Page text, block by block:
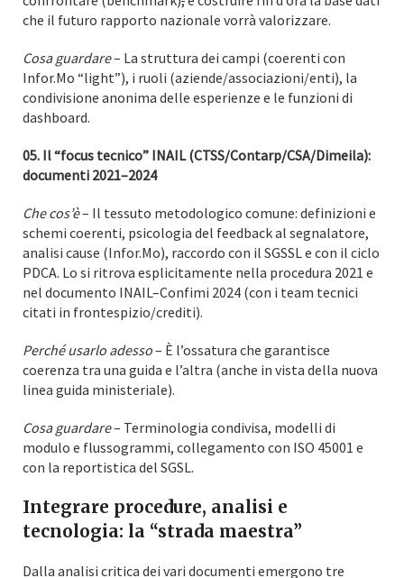
che il futuro rapporto nazionale vorrà valorizzare.
Cosa guardare– La struttura dei campi (coerenti con
Infor.Mo “light”), i ruoli (aziende/associazioni/enti), la
condivisione anonima delle esperienze e le funzioni di
dashboard.
05. Il “focus tecnico” INAIL (CTSS/Contarp/CSA/Dimeila):
documenti 2021–2024
Che cos’è– Il tessuto metodologico comune: definizioni e
schemi coerenti, psicologia del feedback al segnalatore,
analisi cause (Infor.Mo), raccordo con il SGSSL e con il ciclo
PDCA. Lo si ritrova esplicitamente nella procedura 2021 e
nel documento INAIL–Confimi 2024 (con i team tecnici
citati in frontespizio/crediti).
Perché usarlo adesso– È l’ossatura che garantisce
coerenza tra una guida e l’altra (anche in vista della nuova
linea guida ministeriale).
Cosa guardare– Terminologia condivisa, modelli di
modulo e flussogrammi, collegamento con ISO 45001 e
con la reportistica del SGSL.
Integrare procedure, analisi e
tecnologia: la “strada maestra”
Dalla analisi critica dei vari documenti emergono tre